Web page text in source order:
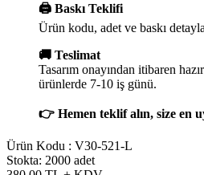
🖨️ Baskı Teklifi
Ürün kodu, adet ve baskı
🚚 Teslimat
Tasarım onayından itibaren
ürünlerde 7-10 iş günü.
👉 Hemen teklif alın, size en
Ürün Kodu : V30-521-L
Stokta: 2000 adet